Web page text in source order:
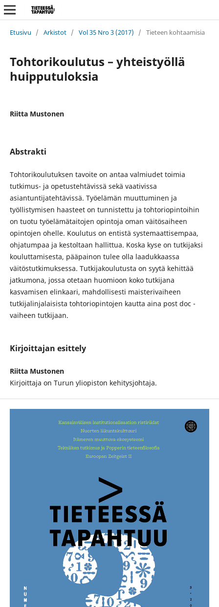
Etusivu / Arkistot / Vol 35 Nro 3 (2017) / Tieteen kohtaamisia
Tohtorikoulutus – yhteistyöllä
huipputuloksia
Riitta Mustonen
Abstrakti
Tohtorikoulutuksen tavoite on antaa valmiudet toimia
tutkimus- ja opetustehtävissä sekä vaativissa
asiantuntijatehtävissä. Työelämän muuttuminen ja
työllistymisen haasteet on tunnistettu ja tohtoriopintoihin
on tuotu työelämätaitojen opintoja oman väitösaiheen
opintojen ohelle. Koulutus on entistä systemaattisempaa,
ohjatumpaa ja kestoltaan hallittua. Koska kyse on tutkijaksi
kouluttamisesta, pääpainon tulee olla laadukkaassa
väitöstutkimuksessa. Tutkijakoulutusta on syytä kehittää
jatkumona, jossa otetaan huomioon koko tutkijana
kasvamisen elinkaari, mahdollisesti maisterivaiheen
tutkijalinjalaisista tohtoriopintojen kautta aina post doc -
vaiheen tutkijaan.
Kirjoittajan esittely
Riitta Mustonen
Kirjoittaja on Turun yliopiston kehitysjohtaja.